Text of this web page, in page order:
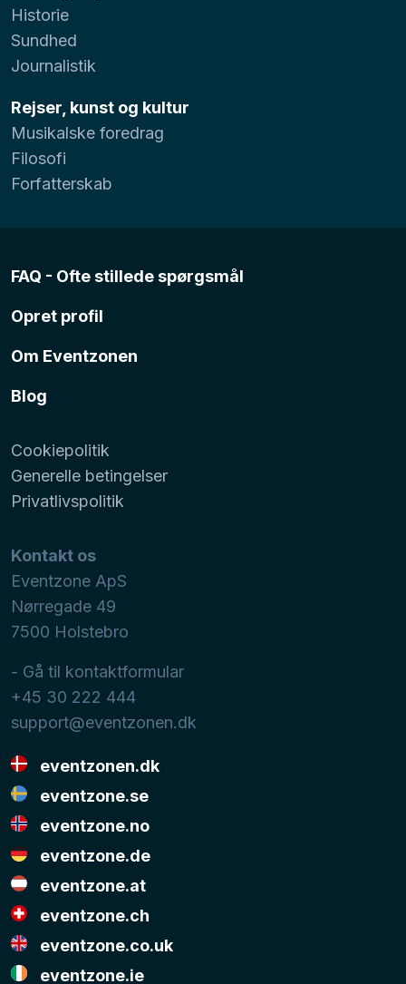
Historie
Sundhed
Journalistik
Rejser, kunst og kultur
Musikalske foredrag
Filosofi
Forfatterskab
FAQ - Ofte stillede spørgsmål
Opret profil
Om Eventzonen
Blog
Cookiepolitik
Generelle betingelser
Privatlivspolitik
Kontakt os
Eventzone ApS
Nørregade 49
7500 Holstebro
- Gå til kontaktformular
+45 30 222 444
support@eventzonen.dk
eventzonen.dk
eventzone.se
eventzone.no
eventzone.de
eventzone.at
eventzone.ch
eventzone.co.uk
eventzone.ie